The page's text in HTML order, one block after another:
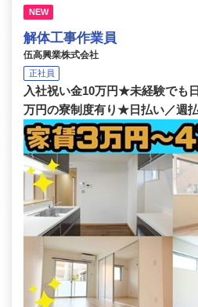
NEW
解体工事作業員
伍高興業株式会社
正社員
入社祝い金10万円★未経験でも
万円の寮制度有り★日払い／週